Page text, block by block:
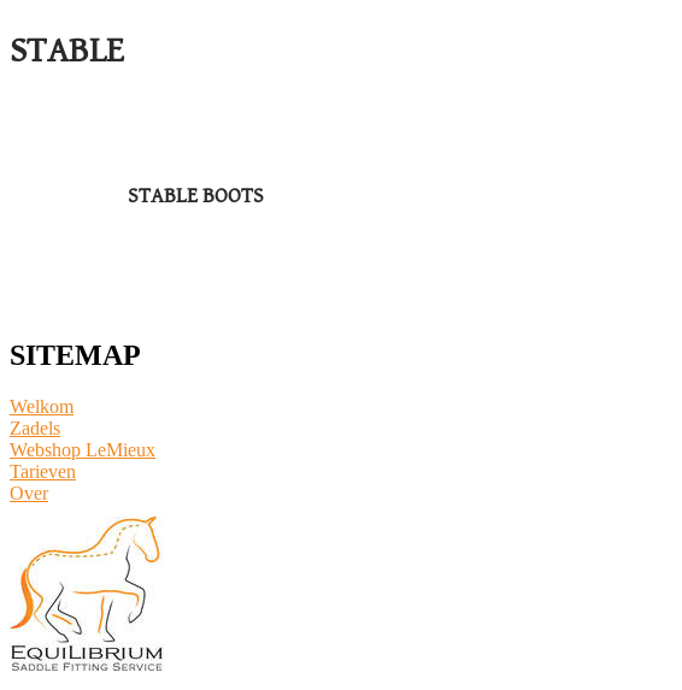
STABLE
STABLE BOOTS
SITEMAP
Welkom
Zadels
Webshop LeMieux
​Tarieven
Over